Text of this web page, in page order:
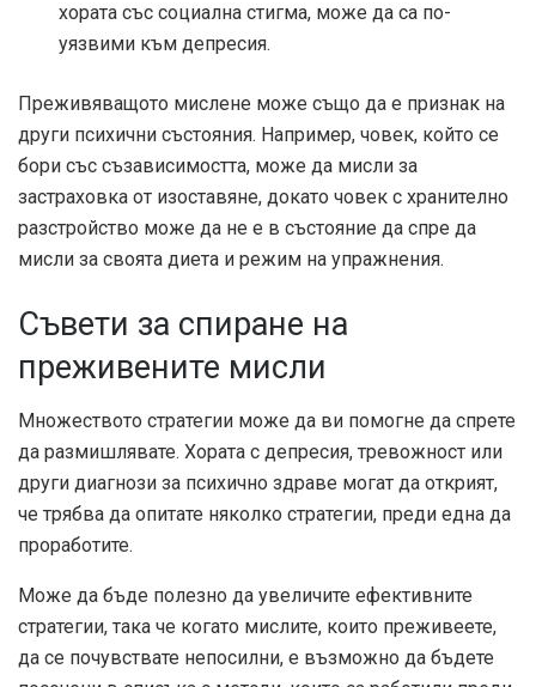
хората със социална стигма, може да са по-
уязвими към депресия.
Преживяващото мислене може също да е признак на
други психични състояния. Например, човек, който се
бори със съзависимостта, може да мисли за
застраховка от изоставяне, докато човек с хранително
разстройство може да не е в състояние да спре да
мисли за своята диета и режим на упражнения.
Съвети за спиране на
преживените мисли
Множеството стратегии може да ви помогне да спрете
да размишлявате. Хората с депресия, тревожност или
други диагнози за психично здраве могат да открият,
че трябва да опитате няколко стратегии, преди една да
проработите.
Може да бъде полезно да увеличите ефективните
стратегии, така че когато мислите, които преживеете,
да се почувствате непосилни, е възможно да бъдете